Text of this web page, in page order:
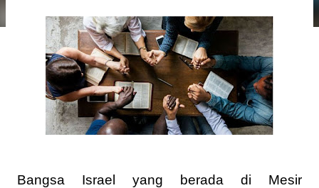
Bangsa Israel yang berada di Mesir